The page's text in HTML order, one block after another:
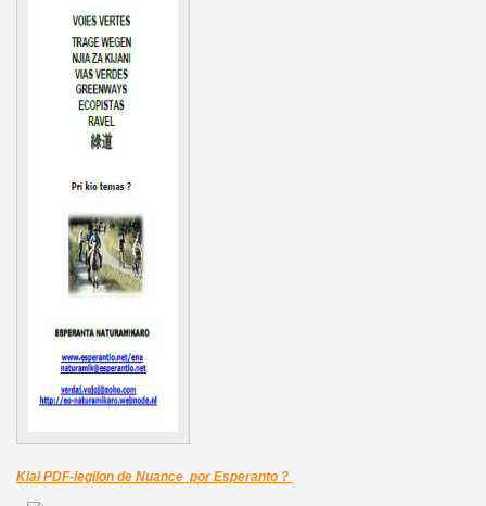
Kial PDF-legilon de Nuance por Esperanto ?